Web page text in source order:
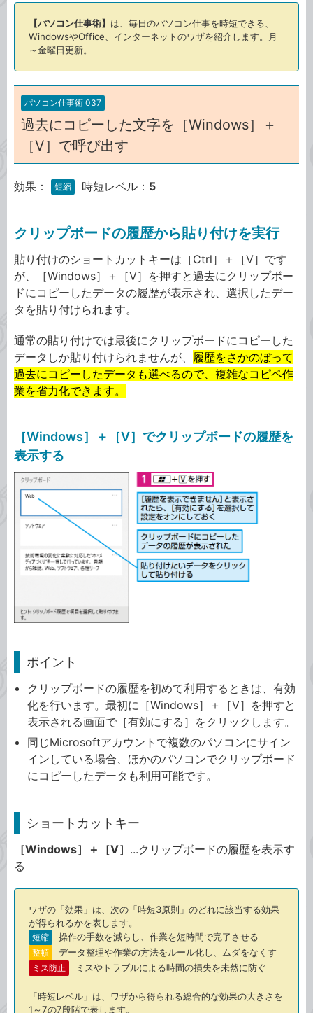
【パソコン仕事術】 は、毎日のパソコン仕事を時短できる、
WindowsやOffice、インターネットのワザを紹介します。月
～金曜日更新。
パソコン仕事術 037
過去にコピーした文字を［Windows］＋
［V］で呼び出す
効果： 短縮 時短レベル： 5
クリップボードの履歴から貼り付けを実行
貼り付けのショートカットキーは［Ctrl］＋［V］です
が、［Windows］＋［V］を押すと過去にクリップボー
ドにコピーしたデータの履歴が表示され、選択したデー
タを貼り付けられます。
通常の貼り付けでは最後にクリップボードにコピーした
データしか貼り付けられませんが、 履歴をさかのぼって
過去にコピーしたデータも選べるので、複雑なコピペ作
業を省力化できます。
［Windows］＋［V］でクリップボードの履歴を
表示する
ポイント
クリップボードの履歴を初めて利用するときは、有効
化を行います。最初に［Windows］＋［V］を押すと
表示される画面で［有効にする］をクリックします。
同じMicrosoftアカウントで複数のパソコンにサイン
インしている場合、ほかのパソコンでクリップボード
にコピーしたデータも利用可能です。
ショートカットキー
［Windows］＋［V］ ...クリップボードの履歴を表示す
る
ワザの「効果」は、次の「時短3原則」のどれに該当する効果
が得られるかを表します。
短縮 操作の手数を減らし、作業を短時間で完了させる
整頓 データ整理や作業の方法をルール化し、ムダをなくす
ミス防止 ミスやトラブルによる時間の損失を未然に防ぐ
「時短レベル」は、ワザから得られる総合的な効果の大きさを
1～7の7段階で表します。